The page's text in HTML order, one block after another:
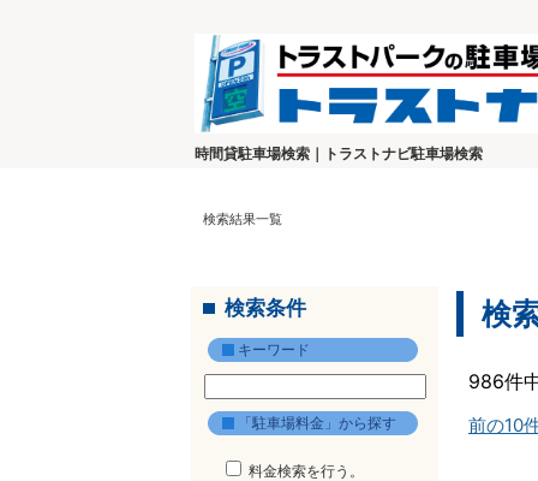
時間貸駐車場検索｜トラストナビ駐車場検索
検索結果一覧
検索条件
キーワード
「駐車場料金」から探す
料金検索を行う。
検
986件
前の10